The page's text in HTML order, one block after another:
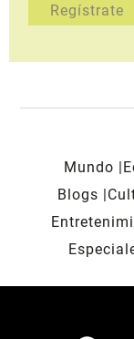
Mundo
Blogs